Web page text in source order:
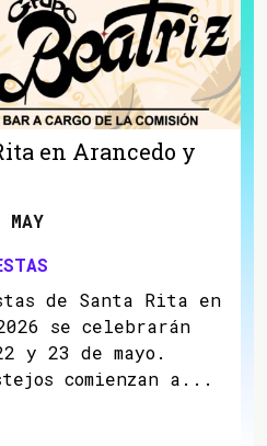
en Arancedo y
de Santa Rita en
se celebrarán
y 23 de mayo.
comienzan a...